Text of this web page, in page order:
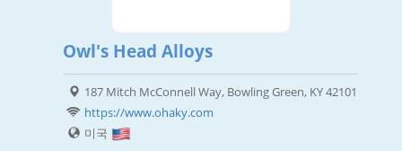
Owl's Head Alloys
187 Mitch McConnell Way, Bowling Green, KY 42101
https://www.ohaky.com
미국